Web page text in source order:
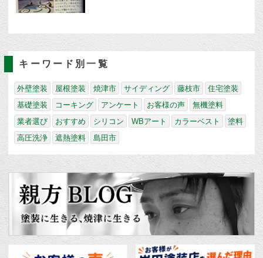
キーワード別一覧
外壁塗装 屋根塗装 焼津市 サイディング 藤枝市
住宅塗装
基礎塗装
コーキング アンケート お客様の声
無機塗料
業者選び
おすすめ シリコン WBアート カラーベスト
塗料
高圧洗浄
遮熱塗料 島田市